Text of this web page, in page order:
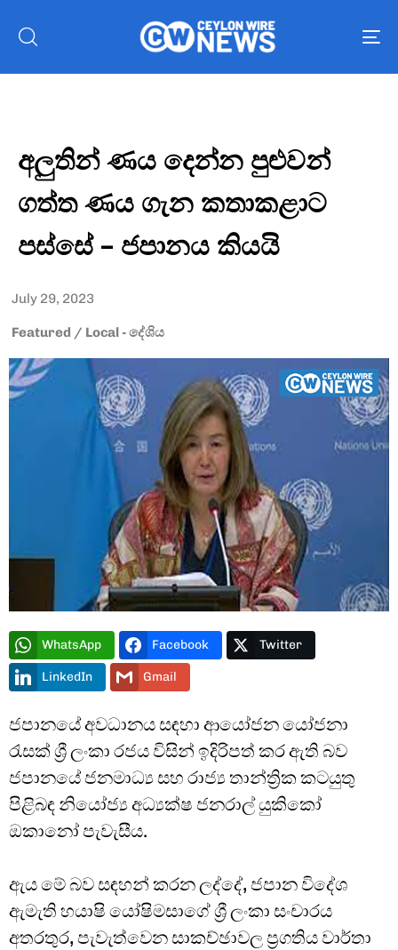
Type and hit enter
අලුතින් ණය දෙන්න පුළුවන්
ගත්ත ණය ගැන කතාකළාට
පස්සේ – ජපානය කියයි
July 29, 2023
Featured / Local - දේශිය
WhatsApp Facebook Twitter
LinkedIn Gmail
ජපානයේ අවධානය සඳහා ආයෝජන යෝජනා
රැසක් ශ්‍රී ලංකා රජය විසින් ඉදිරිපත් කර ඇති බව
ජපානයේ ජනමාධ්‍ය සහ රාජ්‍ය තාන්ත්‍රික කටයුතු
පිළිබඳ නියෝජ්‍ය අධ්‍යක්ෂ ජනරාල් යුකිකෝ
ඔකානෝ පැවැසීය.
ඇය මේ බව සඳහන් කරන ලද්දේ, ජපාන විදේශ
ඇමැති හයාෂි යෝෂිමසාගේ ශ්‍රී ලංකා සංචාරය
අතරතුර, පැවැත්වෙන සාකච්ඡාවල ප්‍රගතිය වාර්තා